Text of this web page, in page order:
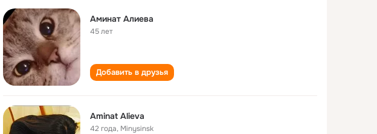
Аминат Алиева
45 лет
Добавить в друзья
Aminat Alieva
42 года, Minysinsk